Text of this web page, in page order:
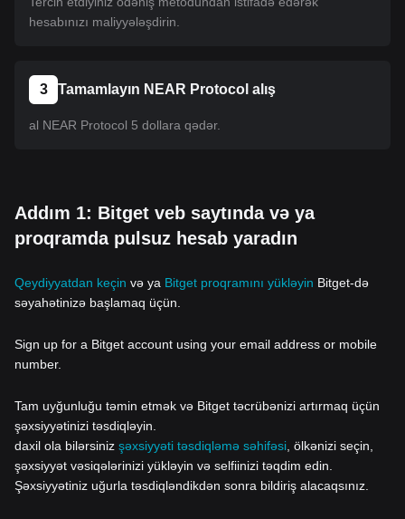
hesabınızı maliyyələşdirin.
3 Tamamlayın NEAR Protocol alış
al NEAR Protocol 5 dollara qədər.
Addım 1: Bitget veb saytında və ya
proqramda pulsuz hesab yaradın
Qeydiyyatdan keçin və ya Bitget proqramını yükləyin Bitget-də
səyahətinizə başlamaq üçün.
Sign up for a Bitget account using your email address or mobile
number.
Tam uyğunluğu təmin etmək və Bitget təcrübənizi artırmaq üçün
şəxsiyyətinizi təsdiqləyin.
daxil ola bilərsiniz şəxsiyyəti təsdiqləmə səhifəsi , ölkənizi seçin,
şəxsiyyət vəsiqələrinizi yükləyin və selfiinizi təqdim edin.
Şəxsiyyətiniz uğurla təsdiqləndikdən sonra bildiriş alacaqsınız.